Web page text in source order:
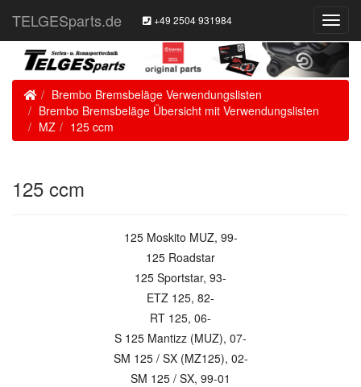
TELGESparts.de +49 2504 931984
HomeBrembo Bremsbeläge Verwendungslisten
Brembo Bremsbeläge Übersicht mit Verwendungslisten
MZ
125 ccm
125 ccm
125 Moskito MUZ, 99-
125 Roadstar
125 Sportstar, 93-
ETZ 125, 82-
RT 125, 06-
S 125 Mantizz (MUZ), 07-
SM 125 / SX (MZ125), 02-
SM 125 / SX, 99-01